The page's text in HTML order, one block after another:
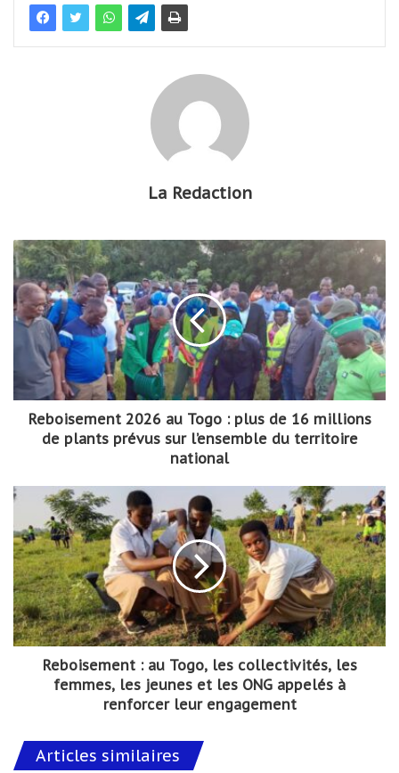
La Redaction
Reboisement 2026 au Togo : plus de 16 millions
de plants prévus sur l’ensemble du territoire
national
Reboisement : au Togo, les collectivités, les
femmes, les jeunes et les ONG appelés à
renforcer leur engagement
Articles similaires